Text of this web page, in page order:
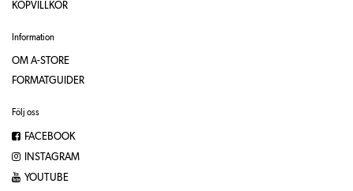
KÖPVILLKOR
Information
OM A-STORE
FORMATGUIDER
Följ oss
FACEBOOK
INSTAGRAM
YOUTUBE